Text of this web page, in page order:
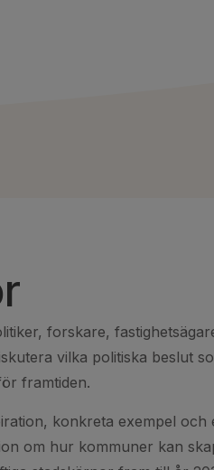
forskare,
vilka politiska beslut
framtiden.
konkreta exempel och
om hur kommuner kan